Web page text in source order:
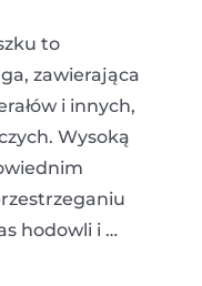
to
zawierająca
i innych,
Wysoką
hodowli i …